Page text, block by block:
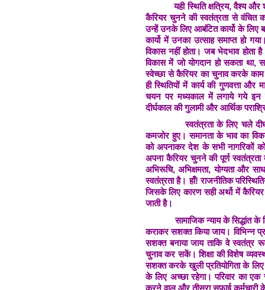
यही स्थिति क्षत्रिय, वैश्य और
कैरियर चुनने की स्वतंत्रता से वंचित
उन्हें उनके लिए आबंटित कार्यो के लिए
कार्यो में उनका उत्साह समाप्त हो
विकास नहीं होता। जब भेदभाव
विकास में जो योगदान हो सकता था,
स्वेच्छा से कैरियर का चुनाव करके
ही स्थितियों में कार्य की गुणवत्ता और
चयन पर मध्यकाल में लगाये गये इन
दीर्घकाल की गुलामी और आर्थिक
स्वतंत्रता के लिए चले
कमजोर हुए। समानता के भाव का
को अपनाकर देश के सभी नागरिकों
अपना कैरियर चुनने की पूर्ण स्वतंत्रता
अभिरूचि, अभिक्षमता, योग्यता और
स्वतंत्रता है। हाँ! राजनीतिक
जिसके लिए कारण सही अर्थो में
जाती है।
सामाजिक न्याय के सिद्धांत के
कराकर सशक्त किया जाय। विभिन्न
सशक्त बनाया जाय ताकि वे स्वतंत्र
चुनाव कर सकें। शिक्षा की विशेष
सशक्त करके खुली प्रतियोगिता के लिए
के लिए अच्छा रहेगा। परिवार का एक